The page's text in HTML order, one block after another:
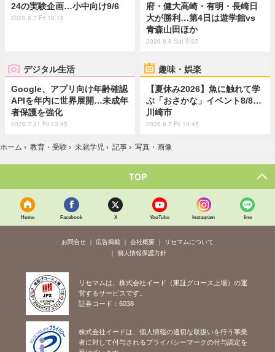
24の実験企画…小中向け9/6
2026.8.7 Fri 18:15
府・健大高崎・有明・長崎日
大が勝利…第4日は遊学館vs
青森山田ほか
2026.8.8 Sat 9:52
デジタル生活
Google、アプリ向け年齢確認
APIを年内に世界展開…未成年
者保護を強化
2026.7.31 Fri 13:45
趣味・娯楽
【夏休み2026】魚に触れて学
ぶ「おさかな」イベント8/8…
川崎市
2026.8.7 Fri 10:45
ホーム › 教育・受験 › 未就学児 › 記事 › 写真・画像
TOP
Home Facebook X YouTube Instagram line
お問合せ 広告掲載 会社概要
リセマムについて
個人情報保護方針
リセマムは、株式会社イード（東証グロース上場）の運
営するサービスです。
証券コード：6038
株式会社イードは、個人情報の適切な取扱いを行う事業
者に対して付与されるプライバシーマークの付与認定を